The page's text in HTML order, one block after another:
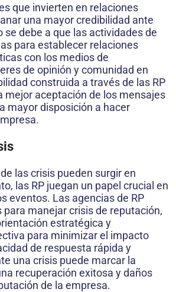
que invierten en relaciones
una mayor credibilidad ante
se debe a que las actividades de
para establecer relaciones
con los medios de
de opinión y comunidad en
construida a través de las RP
mejor aceptación de los mensajes
mayor disposición a hacer
las crisis pueden surgir en
las RP juegan un papel crucial en
eventos. Las agencias de RP
manejar crisis de reputación,
estratégica y
para minimizar el impacto
de respuesta rápida y
una crisis puede marcar la
recuperación exitosa y daños
de la empresa.